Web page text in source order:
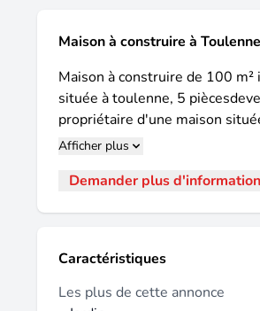
Maison à construire à
Maison à construire de 100
située à toulenne, 5
propriétaire d'une maison
toulenne, idéalement placée.
terrain de 542 m², offrant un
deux salles de bains et une
compte au total 5 pièces
accueillir votre famille et
Afficher plus
Demander plus
Caractéristiques
Les plus de cette annonce